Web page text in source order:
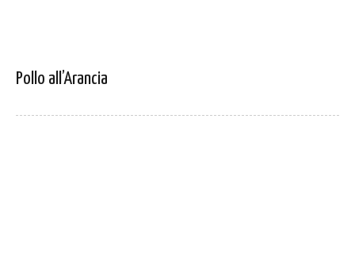
Pollo all’Arancia